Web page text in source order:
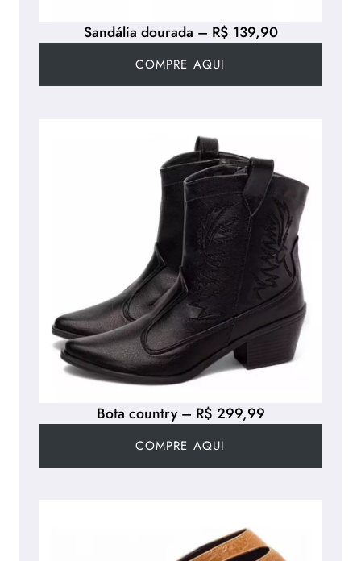
Sandália dourada – R$ 139,90
COMPRE AQUI
Bota country – R$ 299,99
COMPRE AQUI